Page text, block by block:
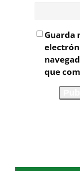
Guarda
que